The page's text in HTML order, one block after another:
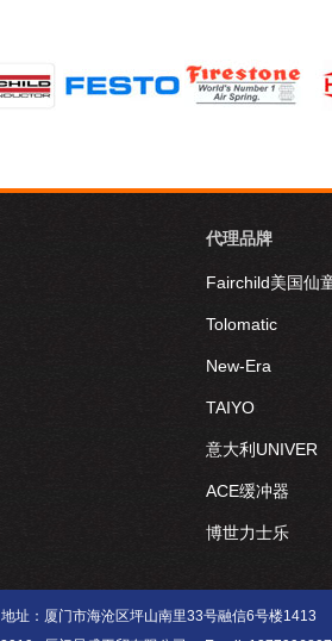
代理品牌
Fairchild美国仙
Tolomatic
New-Era
TAIYO
意大利UNIVER
ACE缓冲器
博世力士乐
地址：厦门市海沧区坪山南里33号融信6号楼